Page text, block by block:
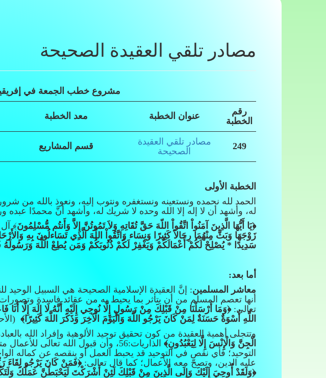
مصادر تلقي العقيدة الصحيحة
مشروع خطب الجمعة في
رقم
الخطبة
عنوان الخطبة معد الخطبة
249
مصادر تلقي العقيدة
الصحيحة
قسم المشاريع
الخطبة الأولى
الحمد لله نحمده ونستعينه ونستغفره ونتوب إليه، ونعوذ بالله من
له، وأشهد أن لا إله إلا الله وحده لا شريك له، وأشهد أنَّ محمدًا عبده
﴿يَا أَيُّهَا الَّذِينَ آمَنُواْ اتَّقُواْ اللّهَ حَقَّ تُقَاتِهِ وَلاَ تَمُوتُنَّ إِلاَّ وَأَنتُم مُّسْلِمُونَ﴾ آل
زَوْجَهَا وَبَثَّ مِنْهُمَا رِجَالاً كَثِيرًا وَنِسَاء وَاتَّقُواْ اللّهَ الَّذِي تَسَاءلُونَ بِهِ
سَدِيدًا * يُصْلِحْ لَكُمْ أَعْمَالَكُمْ وَيَغْفِرْ لَكُمْ ذُنُوبَكُمْ وَمَن يُطِعْ اللَّهَ وَرَسُولَهُ
أما بعد:
معاشر المسلمين: إنَّ العقيدة الإسلامية الصحيحة هي السبيل الوحيد
أنها تعصم المسلم من أن يتأثر بما يحيط به من عقائد فاسدة
تعالى:﴿وَمَا أَرْسَلْنَا مِنْ قَبْلِكَ مِنْ رَسُولٍ إِلَّا نُوحِي إِلَيْهِ أَنَّهُ لَا إِلَهَ إِلَّا أَنَا
اللَّهِ أُسْوَةٌ حَسَنَةٌ لِمَنْ كَانَ يَرْجُو اللَّهَ وَالْيَوْمَ الْآخِرَ وَذَكَرَ اللَّهَ كَثِيرًا﴾
وتتجلى أهمية العقيدة من كون تحقيق توحيد الألوهية وإفراد الله
الْجِنَّ وَالْإِنْسَ إِلَّا لِيَعْبُدُونِ﴾
الذاريات:56، وأن قبول الله
التوحيد؛ فأي نقص في التوحيد قد يحبط العمل أو ينقصه عن كماله
عليه الدين، وتصحّ معه الأعمال؛ كما قال تعالى:﴿فَمَنْ كَانَ يَرْجُو لِقَاءَ
﴿وَلَقَدْ أُوحِيَ إِلَيْكَ وَإِلَى الَّذِينَ مِنْ قَبْلِكَ لَئِنْ أَشْرَكْتَ لَيَحْبَطَنَّ عَمَلُكَ